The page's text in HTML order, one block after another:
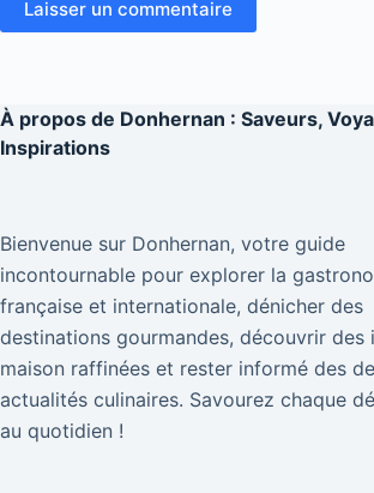
Laisser un commentaire
À propos de Donhernan : Saveurs,
Inspirations
Bienvenue sur Donhernan, votre guide
incontournable pour explorer la
française et internationale, dénicher des
destinations gourmandes, découvrir des
maison raffinées et rester informé des
actualités culinaires. Savourez chaque
au quotidien !